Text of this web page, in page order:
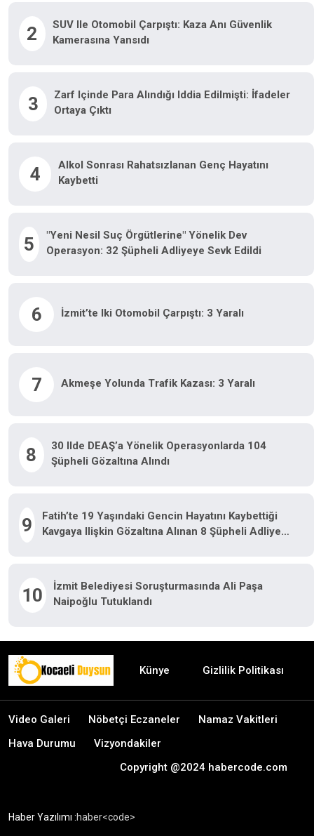
2
SUV Ile Otomobil Çarpıştı: Kaza Anı Güvenlik
Kamerasına Yansıdı
3
Zarf Içinde Para Alındığı Iddia Edilmişti: İfadeler
Ortaya Çıktı
4
Alkol Sonrası Rahatsızlanan Genç Hayatını
Kaybetti
5
"Yeni Nesil Suç Örgütlerine" Yönelik Dev
Operasyon: 32 Şüpheli Adliyeye Sevk Edildi
6 İzmit’te Iki Otomobil Çarpıştı: 3 Yaralı
7 Akmeşe Yolunda Trafik Kazası: 3 Yaralı
8
30 Ilde DEAŞ’a Yönelik Operasyonlarda 104
Şüpheli Gözaltına Alındı
9
Fatih’te 19 Yaşındaki Gencin Hayatını Kaybettiği
Kavgaya Ilişkin Gözaltına Alınan 8 Şüpheli Adliyeye
10
İzmit Belediyesi Soruşturmasında Ali Paşa
Naipoğlu Tutuklandı
Künye Gizlilik Politikası
Video Galeri Nöbetçi Eczaneler
Namaz Vakitleri
Hava Durumu
Vizyondakiler
Copyright @2024 habercode.com
Haber Yazılımı :haber<code>